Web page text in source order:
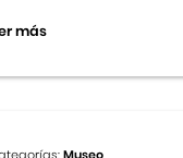
más
Museo